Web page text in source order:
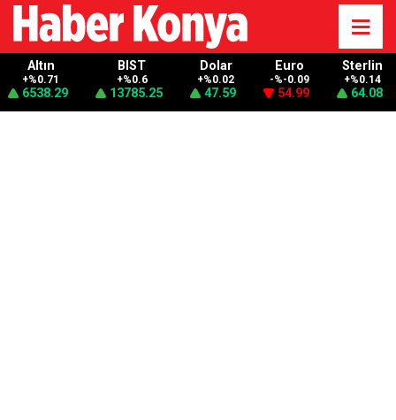
Altın
+%0.71
6538.29
BIST
+%0.6
13785.25
Dolar
+%0.02
47.59
Euro
-%-0.09
54.99
Sterlin
+%0.14
64.08